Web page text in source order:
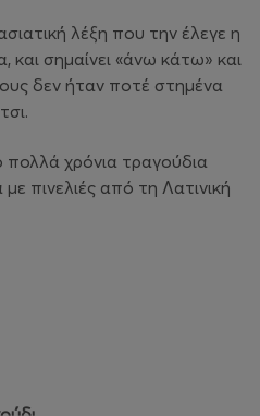
λέξη που την έλεγε η
και σημαίνει «άνω κάτω» και
δεν ήταν ποτέ στημένα
χρόνια τραγούδια
πινελιές από τη Λατινική